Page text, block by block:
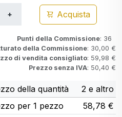
Acquista
Punti della Commissione: 36
della Commissione: 30,00 €
di vendita consigliato: 59,98 €
Prezzo senza IVA: 50,40 €
della quantità
2 e altro
per 1 pezzo
58,78 €